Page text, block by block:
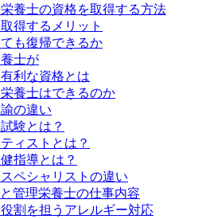
養士の資格を取得する方法
得するメリット
も復帰できるか
士が
利な資格とは
養士はできるのか
の違い
験とは？
ィストとは？
指導とは？
ペシャリストの違い
管理栄養士の仕事内容
割を担うアレルギー対応